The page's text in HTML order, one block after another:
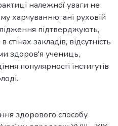
належної уваги не
харчуванню, ані руховій
підтверджують,
закладів, відсутність
здоров'я учениць,
популярності інститутів
здорового способу